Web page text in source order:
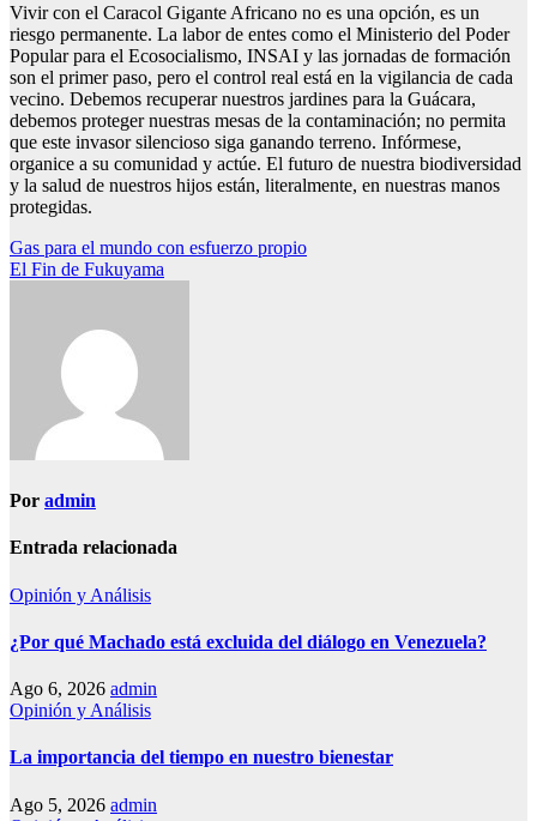
Vivir con el Caracol Gigante Africano no es una opción, es un
riesgo permanente. La labor de entes como el Ministerio del Poder
Popular para el Ecosocialismo, INSAI y las jornadas de formación
son el primer paso, pero el control real está en la vigilancia de cada
vecino. Debemos recuperar nuestros jardines para la Guácara,
debemos proteger nuestras mesas de la contaminación; no permita
que este invasor silencioso siga ganando terreno. Infórmese,
organice a su comunidad y actúe. El futuro de nuestra biodiversidad
y la salud de nuestros hijos están, literalmente, en nuestras manos
protegidas.
Navegación
de
Gas para el mundo con esfuerzo propio
El Fin de Fukuyama
Por admin
Entrada relacionada
Opinión y Análisis
¿Por qué Machado está excluida del diálogo en Venezuela?
Ago 6, 2026 admin
Opinión y Análisis
La importancia del tiempo en nuestro bienestar
Ago 5, 2026 admin